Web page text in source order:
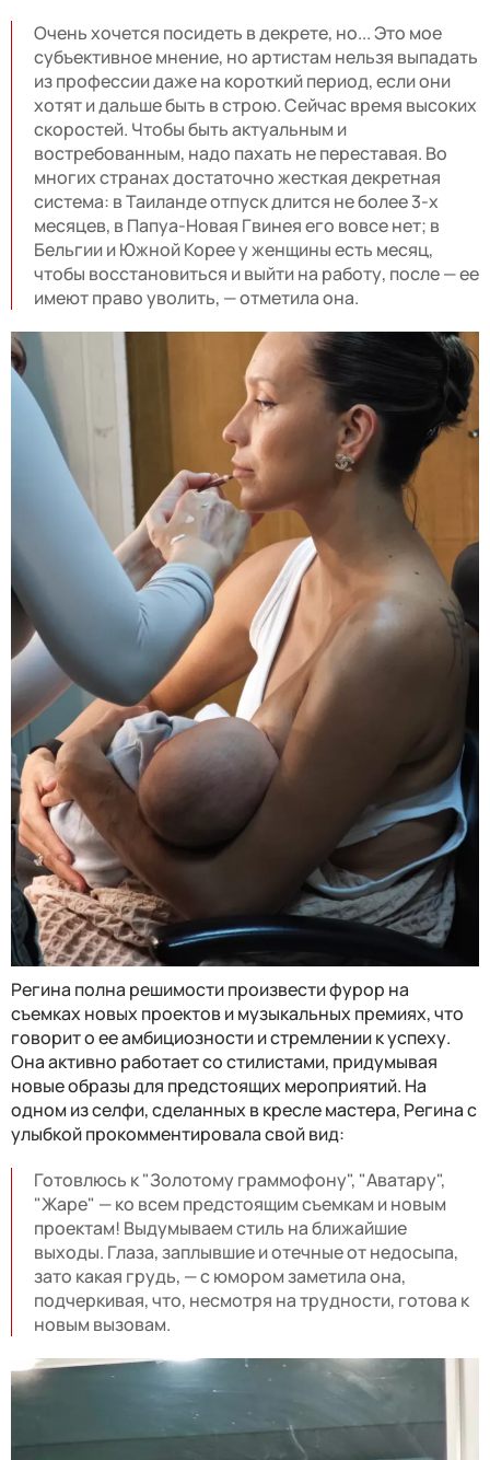
Очень хочется посидеть в декрете, но... Это мое
субъективное мнение, но артистам нельзя выпадать
из профессии даже на короткий период, если они
хотят и дальше быть в строю. Сейчас время высоких
скоростей. Чтобы быть актуальным и
востребованным, надо пахать не переставая. Во
многих странах достаточно жесткая декретная
система: в Таиланде отпуск длится не более 3-х
месяцев, в Папуа-Новая Гвинея его вовсе нет; в
Бельгии и Южной Корее у женщины есть месяц,
чтобы восстановиться и выйти на работу, после — ее
имеют право уволить, — отметила она.
Регина полна решимости произвести фурор на
съемках новых проектов и музыкальных премиях, что
говорит о ее амбициозности и стремлении к успеху.
Она активно работает со стилистами, придумывая
новые образы для предстоящих мероприятий. На
одном из селфи, сделанных в кресле мастера, Регина с
улыбкой прокомментировала свой вид:
Готовлюсь к "Золотому граммофону", "Аватару",
"Жаре" — ко всем предстоящим съемкам и новым
проектам! Выдумываем стиль на ближайшие
выходы. Глаза, заплывшие и отечные от недосыпа,
зато какая грудь, — с юмором заметила она,
подчеркивая, что, несмотря на трудности, готова к
новым вызовам.